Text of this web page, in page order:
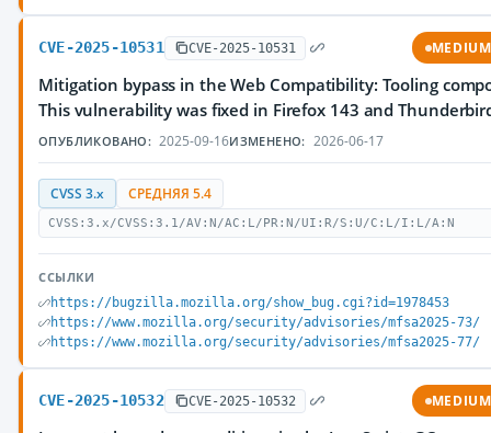
CVE-2025-10531 CVE-2025-10531 MEDIUM
Mitigation bypass in the Web Compatibility: Tooling
This vulnerability was fixed in Firefox 143 and
ОПУБЛИКОВАНО: 2025-09-16ИЗМЕНЕНО: 2026-06-17
CVSS 3.x СРЕДНЯЯ 5.4
CVSS:3.x/CVSS:3.1/AV:N/AC:L/PR:N/UI:R/S:U/C:L/I:L/A:N
ССЫЛКИ
https://bugzilla.mozilla.org/show_bug.cgi?id=1978453
https://www.mozilla.org/security/advisories/mfsa2025-73/
https://www.mozilla.org/security/advisories/mfsa2025-77/
CVE-2025-10532 CVE-2025-10532 MEDIUM